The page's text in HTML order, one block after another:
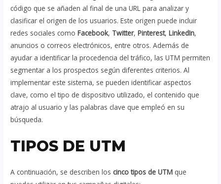
código que se añaden al final de una URL para analizar y
clasificar el origen de los usuarios. Este origen puede incluir
redes sociales comoFacebook, Twitter,Pinterest,LinkedIn,
anuncios o correos electrónicos, entre otros. Además de
ayudar a identificar la procedencia del tráfico, las UTM permiten
segmentar a los prospectos según diferentes criterios. Al
implementar este sistema, se pueden identificar aspectos
clave, como el tipo de dispositivo utilizado, el contenido que
atrajo al usuario y las palabras clave que empleó en su
búsqueda.
TIPOS DE UTM
A continuación, se describen loscinco tipos de UTM que